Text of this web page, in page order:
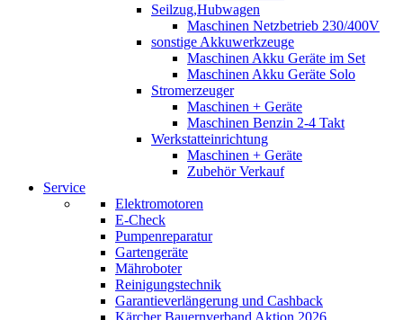
Seilzug,Hubwagen
Maschinen Netzbetrieb 230/400V
sonstige Akkuwerkzeuge
Maschinen Akku Geräte im Set
Maschinen Akku Geräte Solo
Stromerzeuger
Maschinen + Geräte
Maschinen Benzin 2-4 Takt
Werkstatteinrichtung
Maschinen + Geräte
Zubehör Verkauf
Service
Elektromotoren
E-Check
Pumpenreparatur
Gartengeräte
Mähroboter
Reinigungstechnik
Garantieverlängerung und Cashback
Kärcher Bauernverband Aktion 2026